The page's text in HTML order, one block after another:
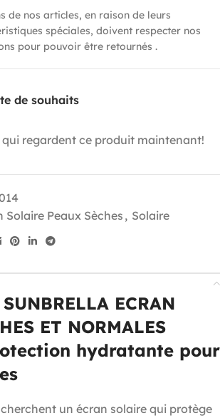
de nos articles, en raison de leurs
spéciales, doivent respecter nos
pour pouvoir être retournés .
de souhaits
qui regardent ce produit maintenant!
Solaire Peaux Sèches , Solaire
ECRAN
ET NORMALES
hydratante pour
un écran solaire qui protège